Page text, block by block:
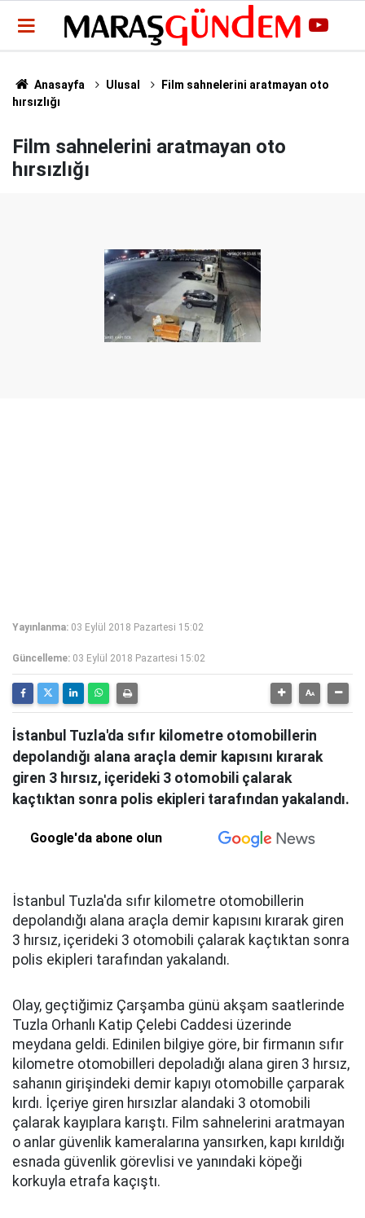
Anasayfa Ulusal
Film sahnelerini aratmayan oto
hırsızlığı
Film sahnelerini aratmayan oto
hırsızlığı
Yayınlanma: 03 Eylül 2018 Pazartesi 15:02
Güncelleme: 03 Eylül 2018 Pazartesi 15:02
İstanbul Tuzla'da sıfır kilometre otomobillerin
depolandığı alana araçla demir kapısını kırarak
giren 3 hırsız, içerideki 3 otomobili çalarak
kaçtıktan sonra polis ekipleri tarafından yakalandı.
Google'da abone olun
İstanbul Tuzla'da sıfır kilometre otomobillerin
depolandığı alana araçla demir kapısını kırarak giren
3 hırsız, içerideki 3 otomobili çalarak kaçtıktan sonra
polis ekipleri tarafından yakalandı.
Olay, geçtiğimiz Çarşamba günü akşam saatlerinde
Tuzla Orhanlı Katip Çelebi Caddesi üzerinde
meydana geldi. Edinilen bilgiye göre, bir firmanın sıfır
kilometre otomobilleri depoladığı alana giren 3 hırsız,
sahanın girişindeki demir kapıyı otomobille çarparak
kırdı. İçeriye giren hırsızlar alandaki 3 otomobili
çalarak kayıplara karıştı. Film sahnelerini aratmayan
o anlar güvenlik kameralarına yansırken, kapı kırıldığı
esnada güvenlik görevlisi ve yanındaki köpeği
korkuyla etrafa kaçıştı.